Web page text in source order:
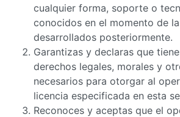
cualquier forma, soporte o
conocidos en el momento de
desarrollados posteriormente.
Garantizas y declaras que
derechos legales, morales y
necesarios para otorgar al
licencia especificada en esta
Reconoces y aceptas que el